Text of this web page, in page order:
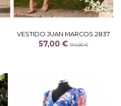
VESTIDO JUAN MARCOS 2837
57,00 € 114,00 €